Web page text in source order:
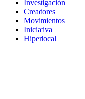
Investigación
Creadores
Movimientos
Iniciativa
Hiperlocal